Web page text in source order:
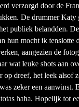
verzorgd door de
De drummer
publiek belandden.
hun mocht ik tenslotte
aangezien de
wat leuke shots aan
dreef, het leek alsof
zeker een
haha. Hopelijk tot